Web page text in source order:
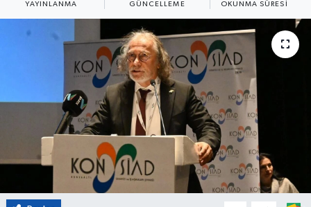
YAYINLANMA GÜNCELLEME OKUNMA SÜRESI
Kültür ve Sanat
Sivil Toplum
Tarım
Bilim ve Teknoloji